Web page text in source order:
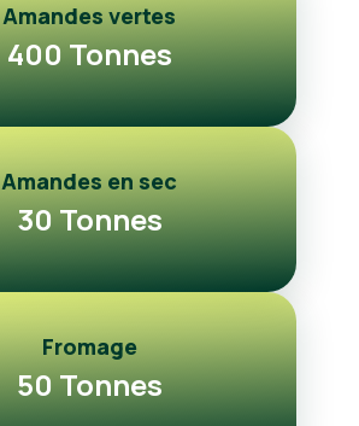
Amandes vertes
400 Tonnes
Amandes en sec
30 Tonnes
Fromage
50 Tonnes